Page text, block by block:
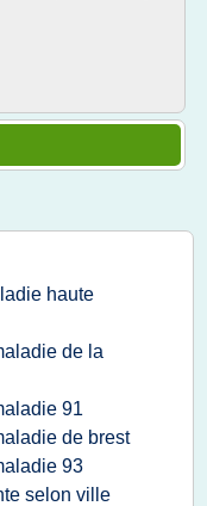
haute
de la
91
de brest
93
selon ville